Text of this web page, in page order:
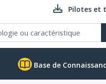
Pilotes et
Base de